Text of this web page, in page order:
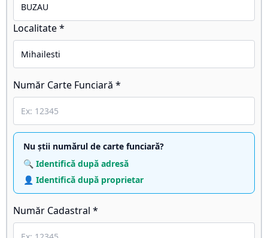
Localitate *
Număr Carte Funciară *
Nu știi numărul de carte funciară?
🔍 Identifică după adresă
👤 Identifică după proprietar
Număr Cadastral *